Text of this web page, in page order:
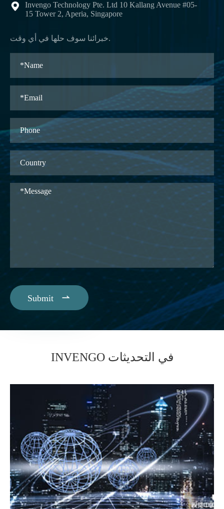

Invengo Technology Pte. Ltd 10 Kallang Avenue #05-
15 Tower 2, Aperia, Singapore
خبرائنا سوف حلها في أي وقت.
Submit 
INVENGO في التحديثات